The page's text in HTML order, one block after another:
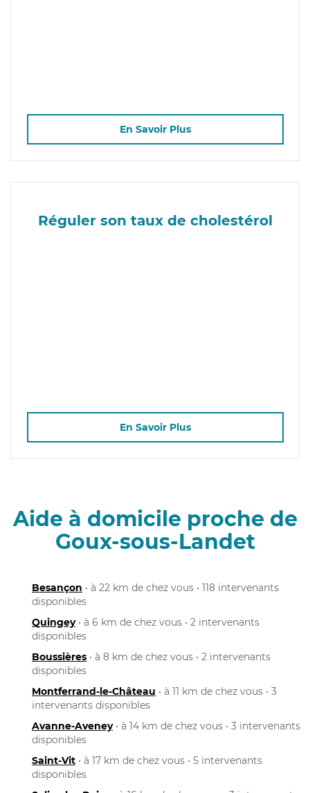
En Savoir Plus
Réguler son taux de cholestérol
En Savoir Plus
Aide à domicile proche de
Goux-sous-Landet
Besançon • à 22 km de chez vous • 118 intervenants
disponibles
Quingey• à 6 km de chez vous • 2 intervenants
disponibles
Boussières • à 8 km de chez vous • 2 intervenants
disponibles
Montferrand-le-Château • à 11 km de chez vous • 3
intervenants disponibles
Avanne-Aveney• à 14 km de chez vous • 3 intervenants
disponibles
Saint-Vit • à 17 km de chez vous • 5 intervenants
disponibles